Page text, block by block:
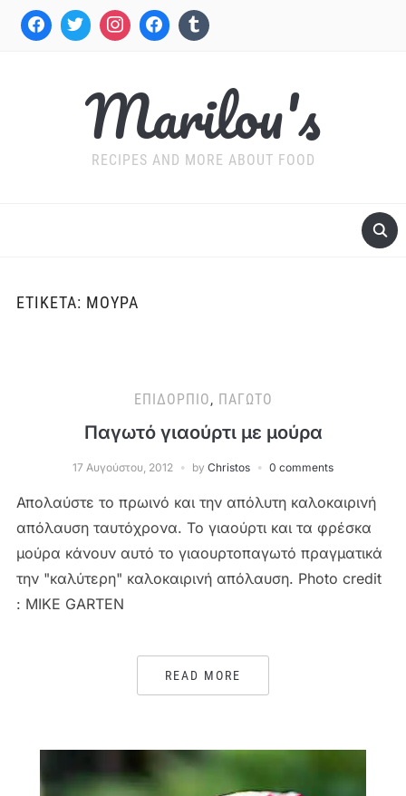
Marilou's
RECIPES AND MORE ABOUT FOOD
ΕΤΙΚΈΤΑ: ΜΟΎΡΑ
ΕΠΙΔΌΡΠΙΟ, ΠΑΓΩΤΌ
Παγωτό γιαούρτι με μούρα
17 Αυγούστου, 2012 by Christos 0 comments
Απολαύστε το πρωινό και την απόλυτη καλοκαιρινή
απόλαυση ταυτόχρονα. Το γιαούρτι και τα φρέσκα
μούρα κάνουν αυτό το γιαουρτοπαγωτό πραγματικά
την "καλύτερη" καλοκαιρινή απόλαυση. Photo credit
: MIKE GARTEN
READ MORE